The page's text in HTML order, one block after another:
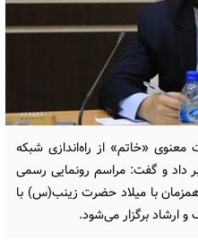
«خاتم» از راه‌اندازی شبکه
داد و گفت: مراسم رونمایی رسمی
با میلاد حضرت زینب(س) با
ارشاد برگزار می‌شود.